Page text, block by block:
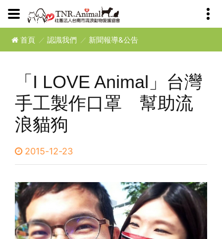
首頁 認識我們 新聞報導&公告
「I LOVE Animal」台灣
手工製作口罩 幫助流
浪貓狗
2015-12-23